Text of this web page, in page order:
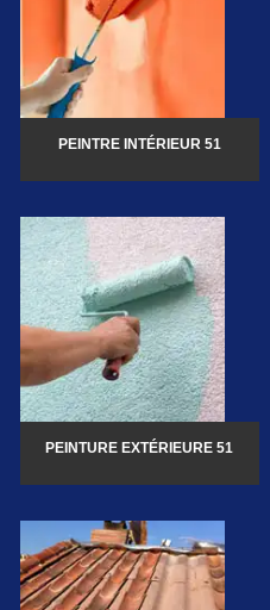
PEINTRE INTÉRIEUR 51
PEINTURE EXTÉRIEURE 51